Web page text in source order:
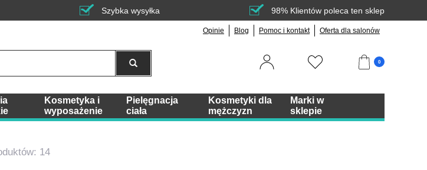
Szybka wysyłka 98% Klientów poleca ten sklep
Opinie Blog Pomoc i kontakt Oferta dla salonów
0
Kosmetyka i
wyposażenie
Pielęgnacja
ciała
Kosmetyki dla
mężczyzn
Marki w
sklepie
14